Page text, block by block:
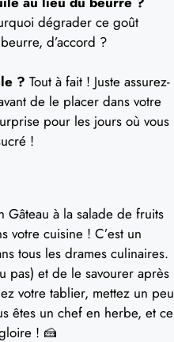
dégrader ce goût
d’accord ?
? Tout à fait ! Juste assurez-
de le placer dans votre
pour les jours où vous
!
Gâteau à la salade de fruits
votre cuisine ! C’est un
tous les drames culinaires.
pas) et de le savourer après
votre tablier, mettez un peu
êtes un chef en herbe, et ce
! 🍰